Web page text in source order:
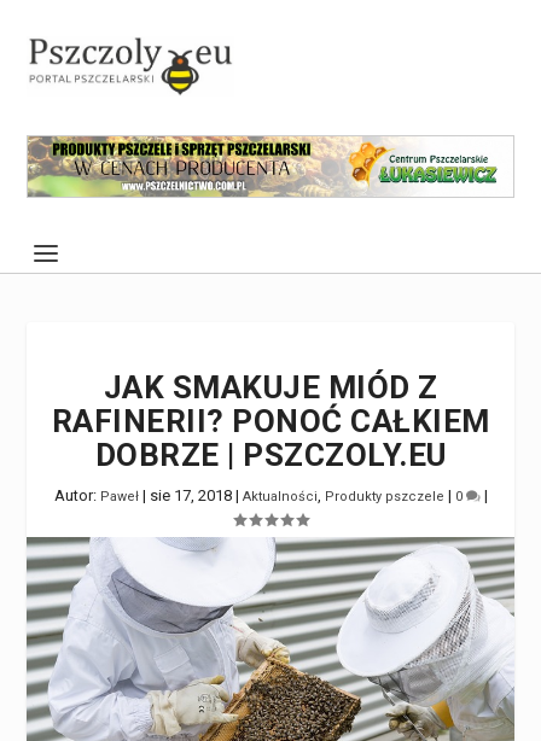
JAK SMAKUJE MIÓD Z
RAFINERII? PONOĆ CAŁKIEM
DOBRZE | PSZCZOLY.EU
Autor: Paweł| sie 17, 2018| Aktualności Produkty pszczele | 0 |